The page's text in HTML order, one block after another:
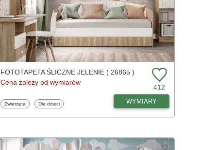
FOTOTAPETA ŚLICZNE JELENIE ( 26865 )
Cena zależy od wymiarów
412
Fototapety
Zwierzęta Fototapety
Dla dzieci WYMIARY